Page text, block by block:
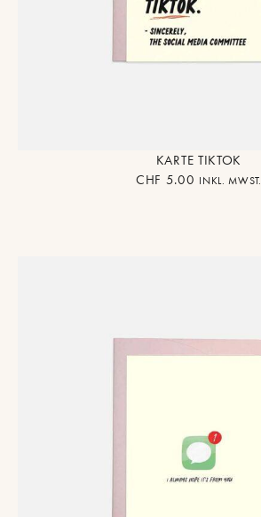
KARTE TIKTOK
CHF 5.00 INKL. MWST.